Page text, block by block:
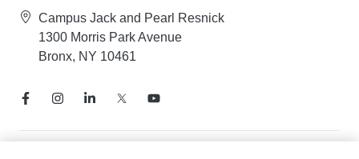
Campus Jack and Pearl Resnick
1300 Morris Park Avenue
Bronx, NY 10461